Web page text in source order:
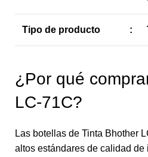
Tipo de producto :
¿Por qué
LC-71C?
Las botellas de Tinta Bhother
altos estándares de calidad de